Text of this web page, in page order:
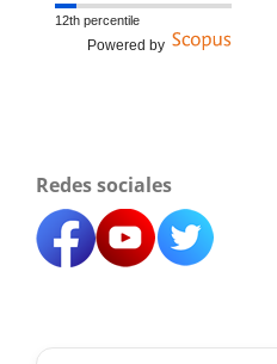
12th percentile
Powered by
Redes sociales